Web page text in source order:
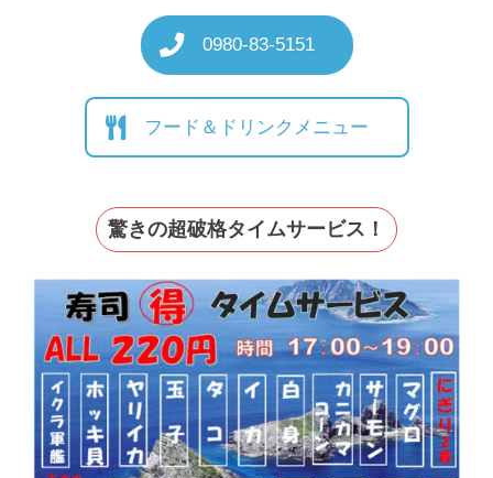
0980-83-5151
フード＆ドリンクメニュー
驚きの超破格タイムサービス！